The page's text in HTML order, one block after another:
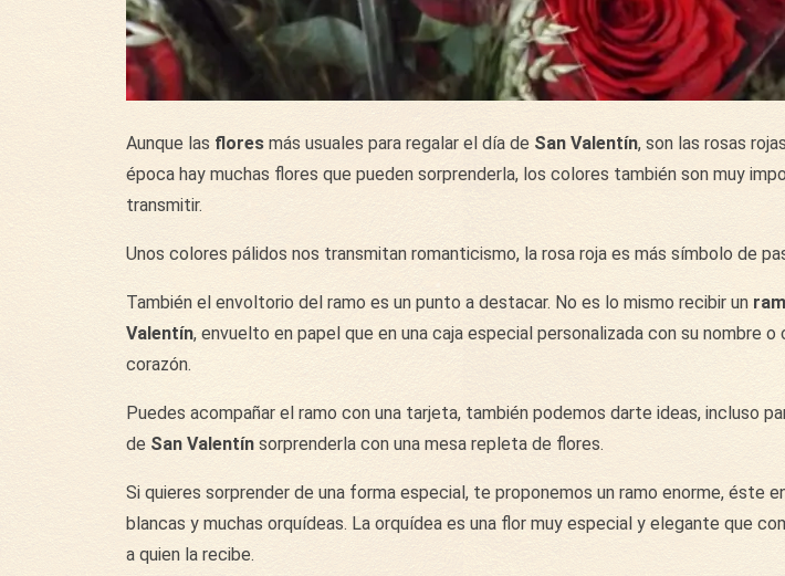
Aunque las flores más usuales para regalar el día de San Valentín, son las rosas
época hay muchas flores que pueden sorprenderla, los colores también son muy
transmitir.
Unos colores pálidos nos transmitan romanticismo, la rosa roja es más símbolo de
También el envoltorio del ramo es un punto a destacar. No es lo mismo recibir un
Valentín, envuelto en papel que en una caja especial personalizada con su nombre
corazón.
Puedes acompañar el ramo con una tarjeta, también podemos darte ideas, incluso
de San Valentín sorprenderla con una mesa repleta de flores.
Si quieres sorprender de una forma especial, te proponemos un ramo enorme, éste
blancas y muchas orquídeas. La orquídea es una flor muy especial y elegante que
a quien la recibe.